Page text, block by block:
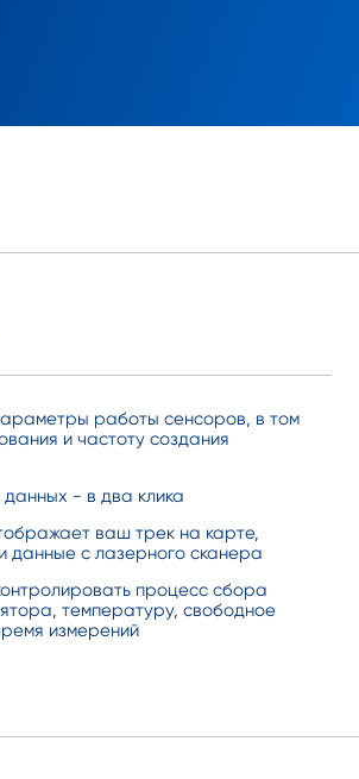
работы сенсоров, в том
и частоту создания
- в два клика
ваш трек на карте,
данные с лазерного сканера
процесс сбора
температуру, свободное
измерений